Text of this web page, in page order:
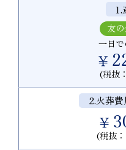
1.
友
一日
￥
(税抜
2.火葬
￥
(税抜